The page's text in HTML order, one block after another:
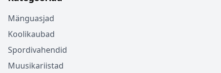
Mänguasjad
Koolikaubad
Spordivahendid
Muusikariistad